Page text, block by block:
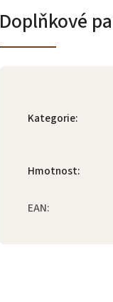
Doplňkové
Kategorie:
Hmotnost:
EAN: